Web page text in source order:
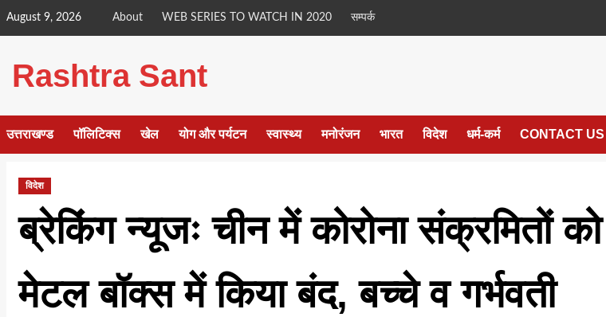
August 9, 2026 About WEB SERIES TO WATCH IN 2020 सम्पर्क
Rashtra Sant
उत्तराखण्ड पॉलिटिक्स खेल योग और पर्यटन स्वास्थ्य मनोरंजन भारत विदेश धर्म-कर्म CONTACT US
विदेश
ब्रेकिंग न्यूजः चीन में कोरोना संक्रमितों को
मेटल बॉक्स में किया बंद, बच्चे व गर्भवती